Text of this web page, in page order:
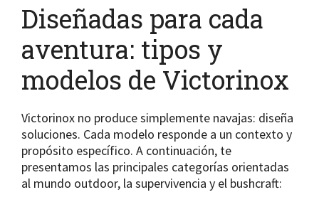
Diseñadas para cada
aventura: tipos y
modelos de Victorinox
Victorinox no produce simplemente navajas: diseña
soluciones. Cada modelo responde a un contexto y
propósito específico. A continuación, te
presentamos las principales categorías orientadas
al mundo outdoor, la supervivencia y el bushcraft: